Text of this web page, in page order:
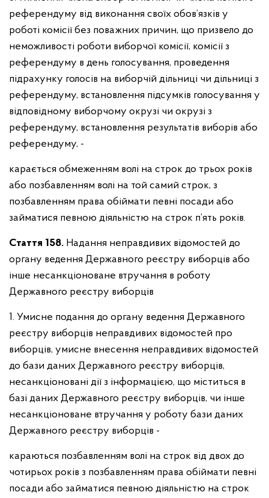
референдуму від виконання своїх обов’язків у
роботі комісії без поважних причин, що призвело до
неможливості роботи виборчої комісії, комісії з
референдуму в день голосування, проведення
підрахунку голосів на виборчій дільниці чи дільниці з
референдуму, встановлення підсумків голосування у
відповідному виборчому окрузі чи окрузі з
референдуму, встановлення результатів виборів або
референдуму, -
карається обмеженням волі на строк до трьох років
або позбавленням волі на той самий строк, з
позбавленням права обіймати певні посади або
займатися певною діяльністю на строк п’ять років.
Стаття 158. Надання неправдивих відомостей до
органу ведення Державного реєстру виборців або
інше несанкціоноване втручання в роботу
Державного реєстру виборців
1. Умисне подання до органу ведення Державного
реєстру виборців неправдивих відомостей про
виборців, умисне внесення неправдивих відомостей
до бази даних Державного реєстру виборців,
несанкціоновані дії з інформацією, що міститься в
базі даних Державного реєстру виборців, чи інше
несанкціоноване втручання у роботу бази даних
Державного реєстру виборців -
караються позбавленням волі на строк від двох до
чотирьох років з позбавленням права обіймати певні
посади або займатися певною діяльністю на строк